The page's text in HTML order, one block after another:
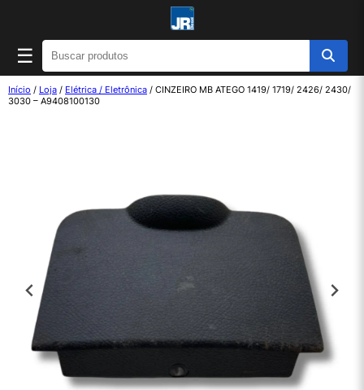
☰
Início / Loja / Elétrica / Eletrônica / CINZEIRO MB ATEGO 1419/ 1719/ 2426/ 2430/
3030 – A9408100130